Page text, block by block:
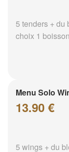
5 tenders + du
choix 1
Menu Solo
13.90 €
5 wings + du